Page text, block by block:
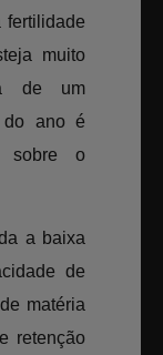
muito
de um
do ano é
sobre o
a baixa
de
matéria
retenção